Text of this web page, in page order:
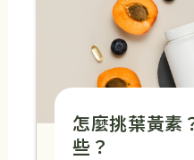
怎麼挑葉黃素
些？